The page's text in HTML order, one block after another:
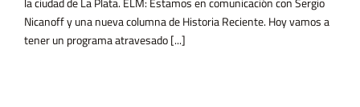
Nicanoff y una nueva columna de Historia Reciente. Hoy vamos a
tener un programa atravesado [...]